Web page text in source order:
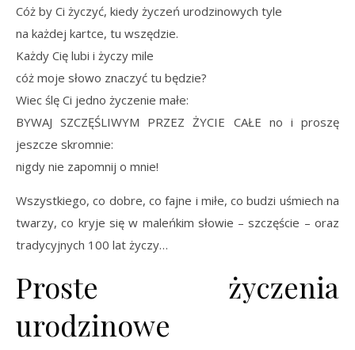
Cóż by Ci życzyć, kiedy życzeń urodzinowych tyle
na każdej kartce, tu wszędzie.
Każdy Cię lubi i życzy mile
cóż moje słowo znaczyć tu będzie?
Wiec ślę Ci jedno życzenie małe:
BYWAJ SZCZĘŚLIWYM PRZEZ ŻYCIE CAŁE no i proszę
jeszcze skromnie:
nigdy nie zapomnij o mnie!
Wszystkiego, co dobre, co fajne i miłe, co budzi uśmiech na
twarzy, co kryje się w maleńkim słowie – szczęście – oraz
tradycyjnych 100 lat życzy…
Proste życzenia
urodzinowe